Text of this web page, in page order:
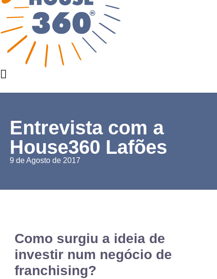
Entrevista com a
House360 Lafões
9 de Agosto de 2017
Como surgiu a ideia de
investir num negócio de
franchising?